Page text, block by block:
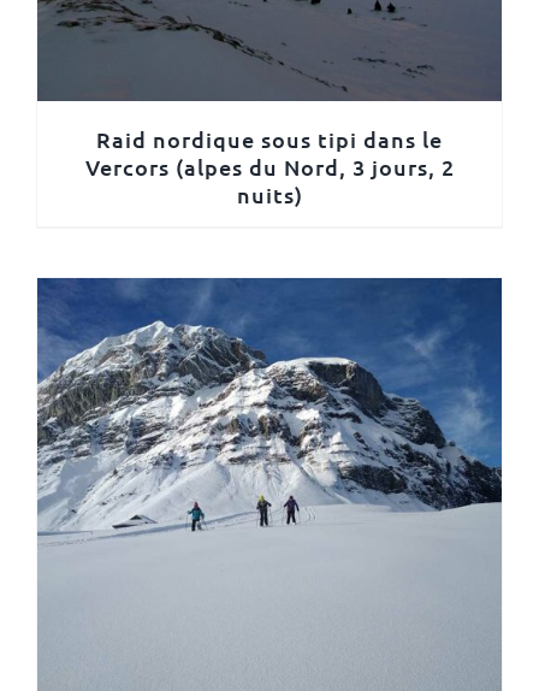
Raid nordique sous tipi dans le
Vercors (alpes du Nord, 3 jours, 2
nuits)